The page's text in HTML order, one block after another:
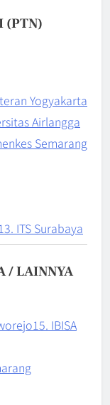
(PTN)
Yogyakarta
Airlangga
Semarang
ITS Surabaya
/ LAINNYA
15. IBISA